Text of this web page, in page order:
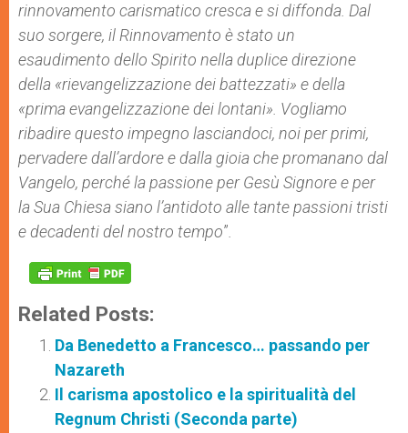
rinnovamento carismatico cresca e si diffonda. Dal
suo sorgere, il Rinnovamento è stato un
esaudimento dello Spirito nella duplice direzione
della «rievangelizzazione dei battezzati» e della
«prima evangelizzazione dei lontani». Vogliamo
ribadire questo impegno lasciandoci, noi per primi,
pervadere dall’ardore e dalla gioia che promanano dal
Vangelo, perché la passione per Gesù Signore e per
la Sua Chiesa siano l’antidoto alle tante passioni tristi
e decadenti del nostro tempo”
Related Posts:
Da Benedetto a Francesco… passando per
Nazareth
Il carisma apostolico e la spiritualità del
Regnum Christi (Seconda parte)